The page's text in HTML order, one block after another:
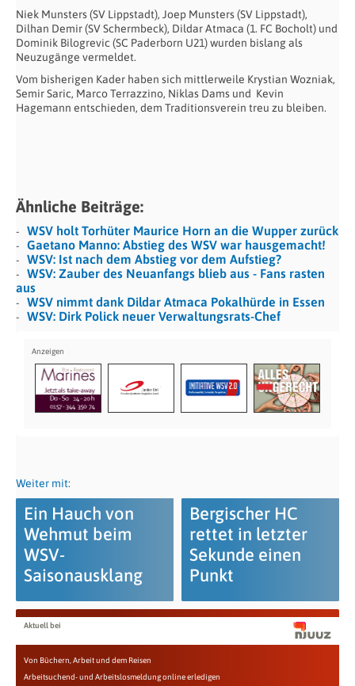
Niek Munsters (SV Lippstadt), Joep Munsters (SV Lippstadt),
Dilhan Demir (SV Schermbeck), Dildar Atmaca (1. FC Bocholt) und
Dominik Bilogrevic (SC Paderborn U21)wurden bislang als
Neuzugänge vermeldet.
Vom bisherigen Kader haben sich mittlerweile Krystian Wozniak,
Semir Saric, Marco Terrazzino, Niklas Dams und Kevin
Hagemann entschieden, dem Traditionsverein treu zu bleiben.
Ähnliche Beiträge:
WSV holt Torhüter Maurice Horn an die Wupper zurück
Gaetano Manno: Abstieg des WSV war hausgemacht!
WSV: Ist nach dem Abstieg vor dem Aufstieg?
WSV: Zauber des Neuanfangs blieb aus - Fans rasten
aus
WSV nimmt dank Dildar Atmaca Pokalhürde in Essen
WSV: Dirk Polick neuer Verwaltungsrats-Chef
Weiter mit:
Ein Hauch von
Wehmut beim
WSV-
Saisonausklang
Bergischer HC
rettet in letzter
Sekunde einen
Punkt
Aktuell bei
Von Büchern, Arbeit und dem Reisen
Arbeitsuchend- und Arbeitslosmeldung online erledigen